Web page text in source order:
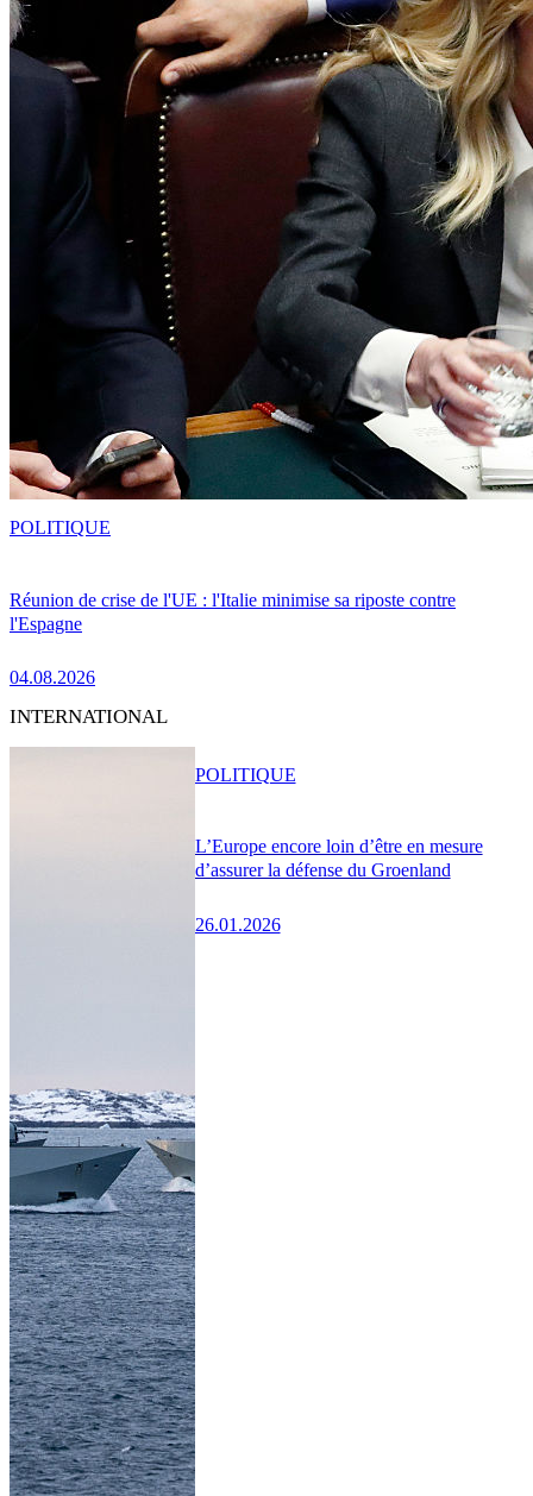
Réunion de crise de l'UE : l'Italie minimise sa riposte contre
l'Espagne
04.08.2026
POLITIQUE
INTERNATIONAL
L’Europe encore loin d’être en mesure
d’assurer la défense du Groenland
26.01.2026
POLITIQUE